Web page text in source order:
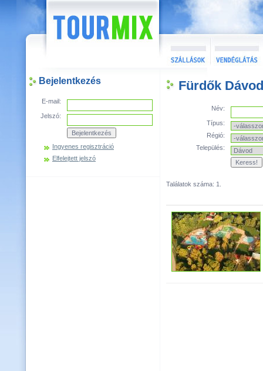
Bejelentkezés
E-mail:
Jelszó:
Ingyenes regisztráció
Elfelejtett jelszó
Fürdők Dávod
Név:
Típus:
Régió:
Település:
Találatok száma: 1.